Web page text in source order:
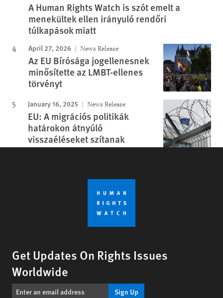
A Human Rights Watch is szót emelt a
menekültek ellen irányuló rendőri
túlkapások miatt
April 27, 2026 News Release
Az EU Bírósága jogellenesnek
minősítette az LMBT-ellenes
törvényt
January 16, 2025 News Release
EU: A migrációs politikák
határokon átnyúló
visszaéléseket szítanak
Get Updates On Rights Issues
Worldwide
Sign Up